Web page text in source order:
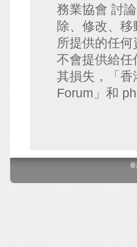
務業協會 討
除、修改、
所提供的任
不會提供給
其損失，「香
Forum」和